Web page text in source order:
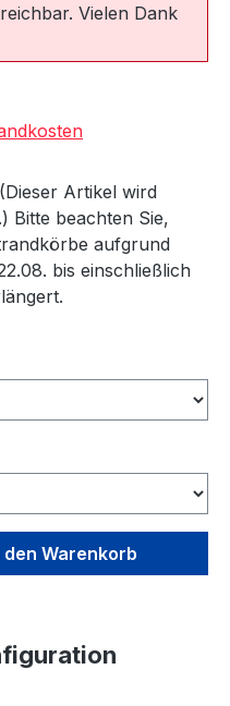
Vielen Dank
Artikel wird
Bitte beachten Sie,
aufgrund
bis einschließlich
den
den Warenkorb